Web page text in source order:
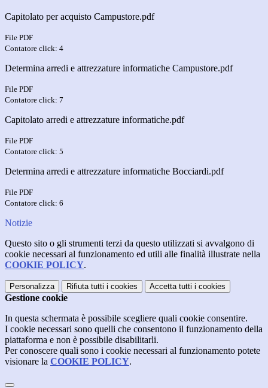
Capitolato per acquisto Campustore.pdf
File PDF
Contatore click: 4
Determina arredi e attrezzature informatiche Campustore.pdf
File PDF
Contatore click: 7
Capitolato arredi e attrezzature informatiche.pdf
File PDF
Contatore click: 5
Determina arredi e attrezzature informatiche Bocciardi.pdf
File PDF
Contatore click: 6
Notizie
Questo sito o gli strumenti terzi da questo utilizzati si avvalgono di
cookie necessari al funzionamento ed utili alle finalità illustrate nella
COOKIE POLICY.
Personalizza Rifiuta tutti i cookies Accetta tutti i cookies
Gestione cookie
In questa schermata è possibile scegliere quali cookie consentire.
I cookie necessari sono quelli che consentono il funzionamento della
piattaforma e non è possibile disabilitarli.
Per conoscere quali sono i cookie necessari al funzionamento potete
visionare la COOKIE POLICY.